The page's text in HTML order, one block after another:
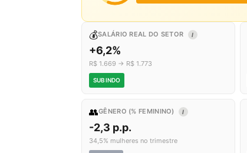
💰SALÁRIO REAL DO SETOR I
+6,2%
R$ 1.669 → R$ 1.773
SUBINDO
👥GÊNERO (% FEMININO) I
-2,3 p.p.
34,5% mulheres no trimestre